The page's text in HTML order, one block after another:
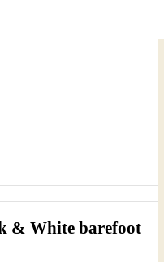
& White barefoot